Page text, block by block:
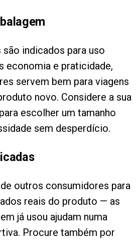
indicados para uso
economia e praticidade,
servem bem para viagens
novo. Considere a sua
escolher um tamanho
sem desperdício.
outros consumidores para
reais do produto — as
já usou ajudam numa
Procure também por